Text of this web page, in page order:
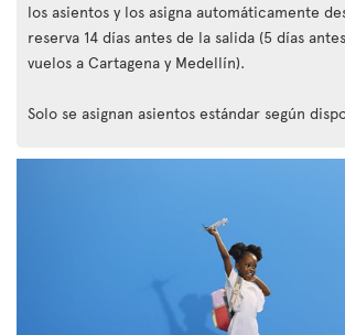
los asientos y los asigna automáticamente
reserva 14 días antes de la salida (5 días
vuelos a Cartagena y Medellín).
Solo se asignan asientos estándar según